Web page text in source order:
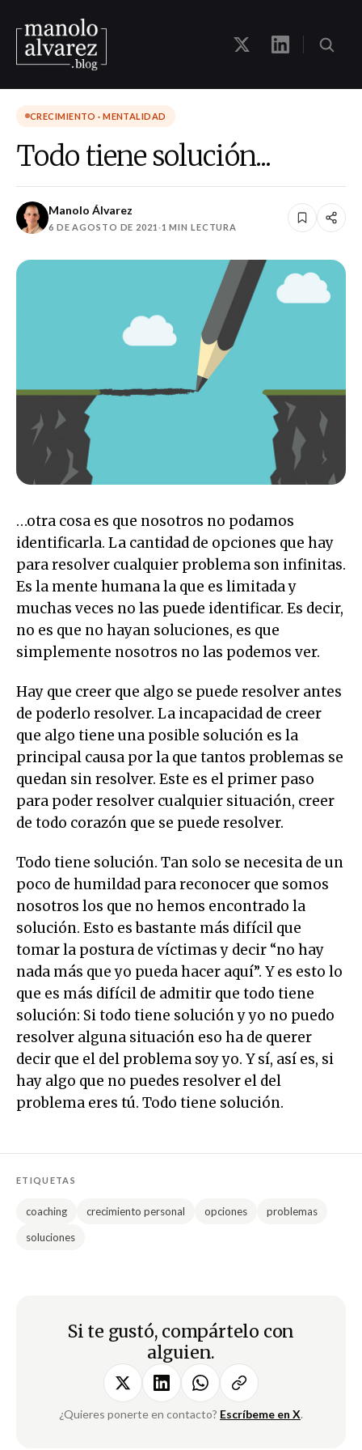
CRECIMIENTO · MENTALIDAD
Todo tiene solución...
Manolo Álvarez
6 DE AGOSTO DE 2021 ·1 MIN LECTURA
…otra cosa es que nosotros no podamos
identificarla. La cantidad de opciones que hay
para resolver cualquier problema son infinitas.
Es la mente humana la que es limitada y
muchas veces no las puede identificar. Es decir,
no es que no hayan soluciones, es que
simplemente nosotros no las podemos ver.
Hay que creer que algo se puede resolver antes
de poderlo resolver. La incapacidad de creer
que algo tiene una posible solución es la
principal causa por la que tantos problemas se
quedan sin resolver. Este es el primer paso
para poder resolver cualquier situación, creer
de todo corazón que se puede resolver.
Todo tiene solución. Tan solo se necesita de un
poco de humildad para reconocer que somos
nosotros los que no hemos encontrado la
solución. Esto es bastante más difícil que
tomar la postura de víctimas y decir “no hay
nada más que yo pueda hacer aquí”. Y es esto lo
que es más difícil de admitir que todo tiene
solución: Si todo tiene solución y yo no puedo
resolver alguna situación eso ha de querer
decir que el del problema soy yo. Y sí, así es, si
hay algo que no puedes resolver el del
problema eres tú. Todo tiene solución.
ETIQUETAS
coaching crecimiento personal opciones
problemas
soluciones
Si te gustó, compártelo con
alguien.
¿Quieres ponerte en contacto? Escríbeme en X.